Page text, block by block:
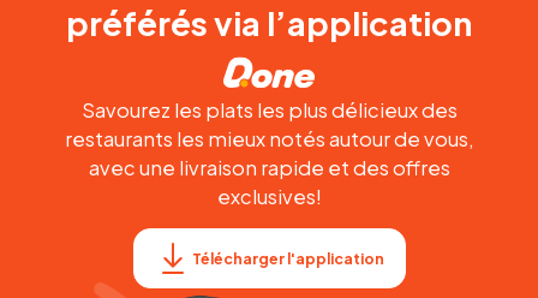
préférés via l’application
Savourez les plats les plus délicieux des
restaurants les mieux notés autour de vous,
avec une livraison rapide et des offres
exclusives!
Télécharger l'application